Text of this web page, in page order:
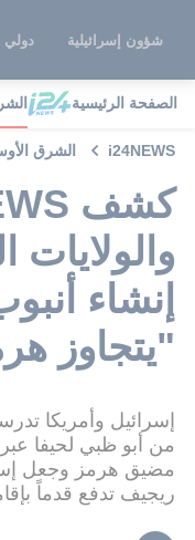
شؤون إسرائيلية دولي
الصفحة الرئيسية
i24NEWS الشرق
والولايات
إنشاء
"يتجاوز
إسرائيل وأمريكا
من أبو ظبي لحيفا
مضيق هرمز وجعل
ريجيف تدفع قدماً